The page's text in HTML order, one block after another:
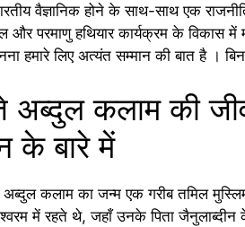
वैज्ञानिक होने के साथ-साथ एक
और परमाणु हथियार कार्यक्रम के विकास
हमारे लिए अत्यंत सम्मान की बात है ।
अब्दुल कलाम की
के बारे में
अब्दुल कलाम का जन्म एक गरीब तमिल
में रहते थे, जहाँ उनके पिता